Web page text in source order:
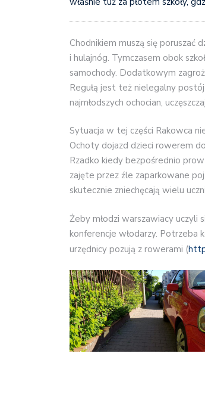
Chodnikiem muszą się
i hulajnóg. Tymczasem obok
samochody. Dodatkowym
Regułą jest też nielegalny
najmłodszych ochocian,
Sytuacja w tej części Rakowca
Ochoty dojazd dzieci rowerem
Rzadko kiedy bezpośrednio
zajęte przez źle zaparkowane
skutecznie zniechęcają wielu
Żeby młodzi warszawiacy uczyli
konferencje włodarzy. Potrzeba
urzędnicy pozują z rowerami (